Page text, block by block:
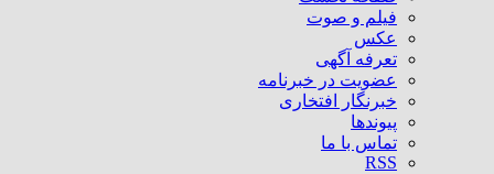
فیلم و صوت
عکس
تعرفه آگهی
عضویت در خبرنامه
خبرنگار افتخاری
پیوندها
تماس با ما
RSS